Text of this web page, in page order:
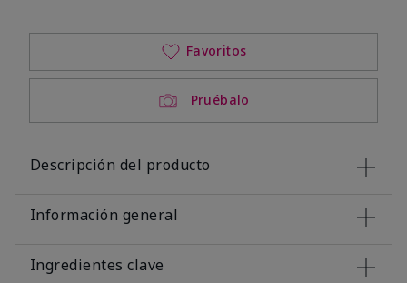
Pruébalo
Favoritos
Descripción del producto
Información general
Ingredientes clave